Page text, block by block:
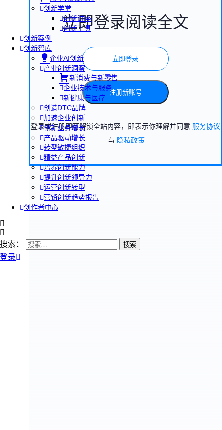
创新学堂
创新讲座
创新工具
创新案例
创新智库
企业AI创新
产业创新洞察
新消费与新零售
企业技术与服务
新健康与医疗
创造DTC品牌
加速企业创新
创新业务增长
产品驱动增长
转型敏捷组织
精益产品创新
培养创新能力
提升创新领导力
运营创新转型
营销创新趋势报告
创作者中心
搜索：
登录
立即登录阅读全文
立即登录
注册新账号
登录或注册即可解锁全站内容，即表示你理解并同意 服务协议
与 隐私政策